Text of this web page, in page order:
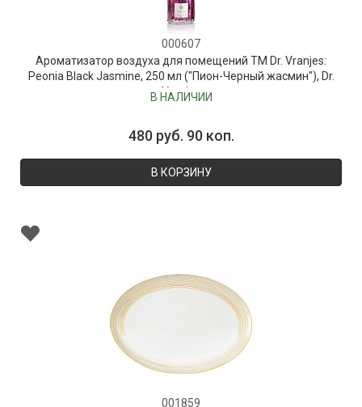
000607
Ароматизатор воздуха для помещений ТМ Dr. Vranjes:
Peonia Black Jasmine, 250 мл ("Пион-Черный жасмин"), Dr.
Vranjes
В НАЛИЧИИ
480 руб. 90 коп.
В КОРЗИНУ
001859